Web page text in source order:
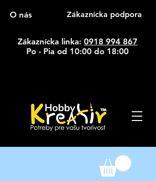
O nás Zákaznícka podpora
Zákaznícka linka: 0918 994 867
Po - Pia od 10:00 do 18:00